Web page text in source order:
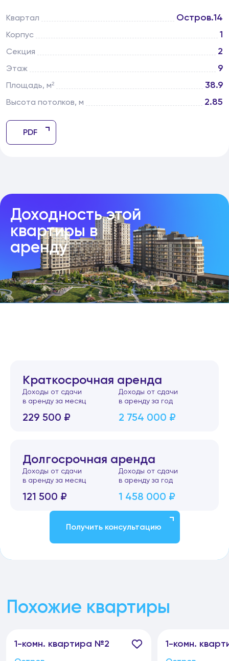
Квартал Остров.14
Корпус 1
Секция 2
Этаж 9
Площадь, м² 38.9
Высота потолков, м 2.85
PDF
Доходность этой
квартиры в
аренду
Краткосрочная аренда
Доходы от сдачи
в аренду за месяц
229 500 ₽
Доходы от сдачи
в аренду за год
2 754 000 ₽
Долгосрочная аренда
Доходы от сдачи
в аренду за месяц
121 500 ₽
Доходы от сдачи
в аренду за год
1 458 000 ₽
Получить консультацию
Похожие квартиры
1-комн. квартира №2 1-комн.